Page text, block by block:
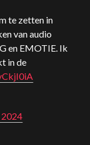
te zetten in
van audio
en EMOTIE. Ik
in de
2024